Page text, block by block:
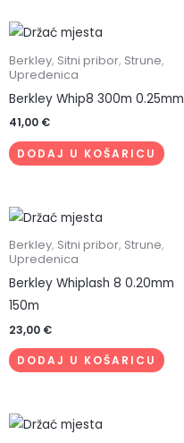
Berkley, Sitni pribor, Strune,
Upredenica
Berkley Whip8 300m 0.25mm
41,00 €
DODAJ U KOŠARICU
Berkley, Sitni pribor, Strune,
Upredenica
Berkley Whiplash 8 0.20mm
150m
23,00 €
DODAJ U KOŠARICU